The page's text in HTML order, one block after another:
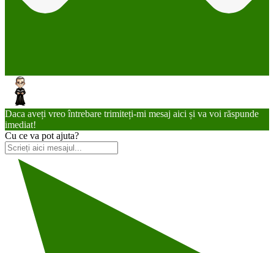
Daca aveți vreo întrebare trimiteți-mi mesaj aici și va voi răspunde
imediat!
Cu ce va pot ajuta?